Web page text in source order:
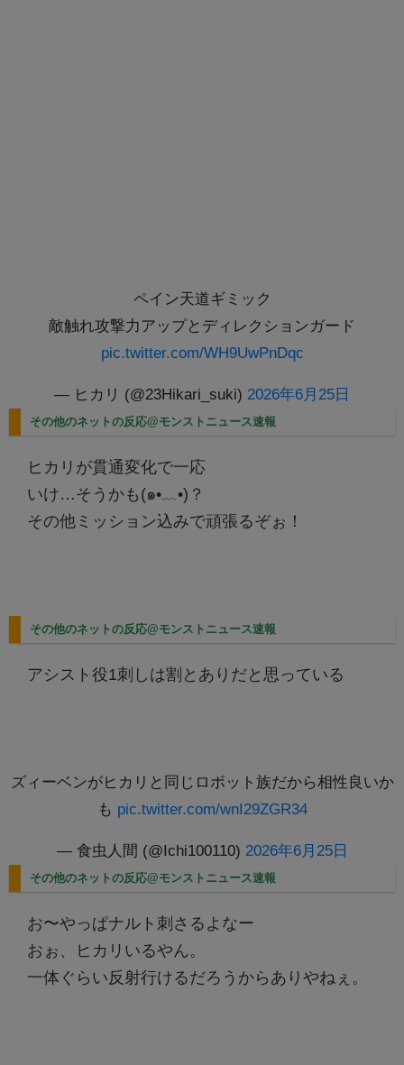
ペイン天道ギミック
敵触れ攻撃力アップとディレクションガード
pic.twitter.com/WH9UwPnDqc
— ヒカリ (@23Hikari_suki) 2026年6月25日
その他のネットの反応@モンストニュース速報
ヒカリが貫通変化で一応
いけ…そうかも(⁠๑⁠•⁠﹏⁠•⁠)？
その他ミッション込みで頑張るぞぉ！
その他のネットの反応@モンストニュース速報
アシスト役1刺しは割とありだと思っている
ズィーベンがヒカリと同じロボット族だから相性良いか
も pic.twitter.com/wnI29ZGR34
— 食虫人間 (@Ichi100110) 2026年6月25日
その他のネットの反応@モンストニュース速報
お〜やっぱナルト刺さるよなー
おぉ、ヒカリいるやん。
一体ぐらい反射行けるだろうからありやねぇ。